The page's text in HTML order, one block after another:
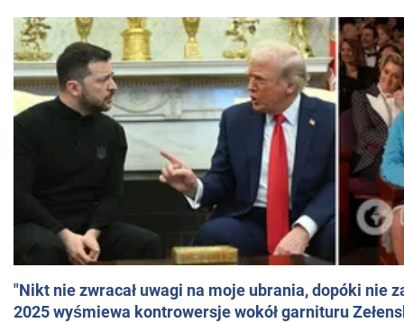
"Nikt nie zwracał uwagi na moje ubrania, dopóki nie
2025 wyśmiewa kontrowersje wokół garnituru